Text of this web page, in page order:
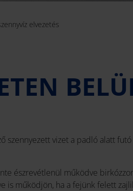
elvezetés
szennyezett vizet a padló alatt
észrevétlenül működve
is működjön, ha a fejünk felett